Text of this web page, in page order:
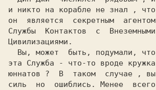
и никто на корабле не знал , что
он  является  секретным  агентом
Службы  Контактов  с  Внеземными
Цивилизациями.
эта Служба - что-то вроде кружка
юннатов ?  В  таком  случае , вы
силь  но  ошиблись. Менее  всего